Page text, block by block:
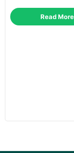
Read More